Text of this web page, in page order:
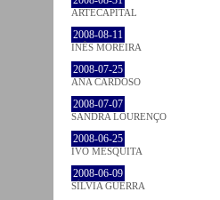
ARTECAPITAL
2008-08-11
INÊS MOREIRA
2008-07-25
ANA CARDOSO
2008-07-07
SANDRA LOURENÇO
2008-06-25
IVO MESQUITA
2008-06-09
SÍLVIA GUERRA